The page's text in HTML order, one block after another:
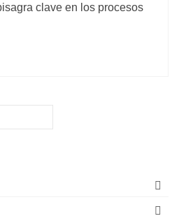
clave en los procesos